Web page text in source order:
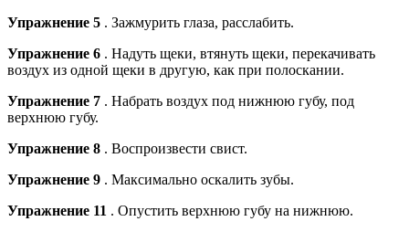
Упражнение 5 . Зажмурить глаза, расслабить.
Упражнение 6 . Надуть щеки, втянуть щеки, перекачи­вать
воздух из одной щеки в другую, как при полоскании.
Упражнение 7 . Набрать воздух под нижнюю губу, под
верхнюю губу.
Упражнение 8 . Воспроизвести свист.
Упражнение 9 . Максимально оскалить зубы.
Упражнение 11 . Опустить верхнюю губу на нижнюю.